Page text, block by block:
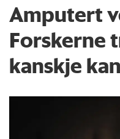
Amputert
Forskerne
kanskje